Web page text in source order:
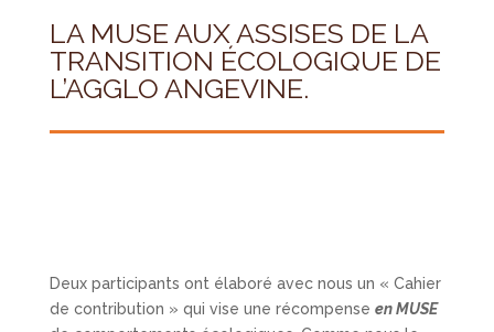
LA MUSE AUX ASSISES DE LA
TRANSITION ÉCOLOGIQUE DE
L’AGGLO ANGEVINE.
Deux participants ont élaboré avec nous un « Cahier
de contribution » qui vise une récompense en MUSE